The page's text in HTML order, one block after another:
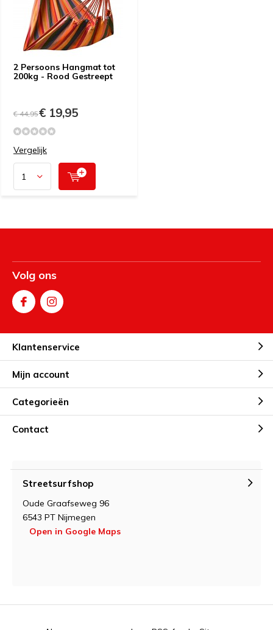
2 Persoons Hangmat tot
200kg - Rood Gestreept
€ 44,95€ 19,95
Vergelijk
Volg ons
Klantenservice
Mijn account
Categorieën
Contact
Streetsurfshop
Oude Graafseweg 96
6543 PT Nijmegen
Open in Google Maps